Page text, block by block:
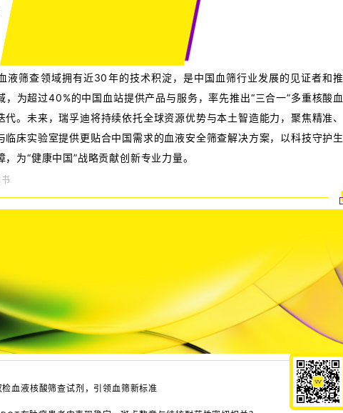
液筛查领域拥有近30年的技术积淀，是中国血筛行业发展的见证者和推
，为超过40%的中国血站提供产品与服务，率先推出“三合一”多重核酸血
。未来，瑞孚迪将持续依托全球资源优势与本土智造能力，聚焦精准、
临床实验室提供更贴合中国需求的血液安全筛查解决方案，以科技守护生
为“健康中国”战略贡献创新专业力量。
检血液核酸筛查试剂，引领血筛新标准